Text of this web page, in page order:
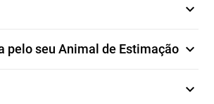
expand_more
pelo seu Animal de Estimação expand_more
expand_more